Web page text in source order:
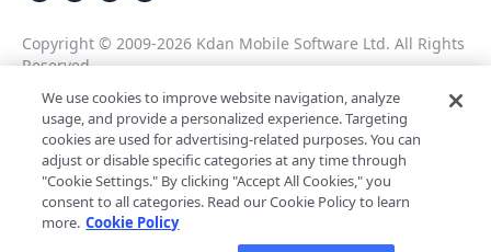
Πολιτική Απορρήτου
Όροι Χρήσης
Πολιτική Ασφαλείας
Ρυθμίσεις Cookie
Με την υποστήριξη της ComPDF
Copyright © 2009-2026 Kdan Mobile Software Ltd. All Rights
Reserved.
LynxPDF V2.0.0
Βοηθός AI για εταιρική επεξεργασία
εγγράφων
Βοηθήστε την ομάδα σας να επεξεργάζεται έγγραφα πιο Ανακαλύψτε το
We use cookies to improve website navigation, analyze
usage, and provide a personalized experience. Targeting
cookies are used for advertising-related purposes. You can
adjust or disable specific categories at any time through
"Cookie Settings." By clicking "Accept All Cookies," you
consent to all categories. Read our Cookie Policy to learn
more. Cookie Policy